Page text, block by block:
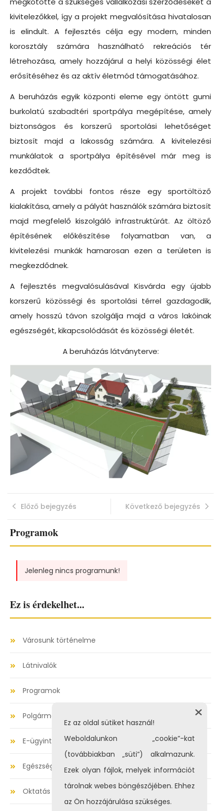
kivitelezőkkel, így a projekt megvalósítása hivatalosan
is elindult. A fejlesztés célja egy modern, minden
korosztály számára használható rekreációs tér
létrehozása, amely hozzájárul a helyi közösségi élet
erősítéséhez és az aktív életmód támogatásához.
A beruházás egyik központi eleme egy öntött gumi
burkolatú szabadtéri sportpálya megépítése, amely
biztonságos és korszerű sportolási lehetőséget
biztosít majd a lakosság számára. A kivitelezési
munkálatok a sportpálya építésével már meg is
kezdődtek.
A projekt további fontos része egy sportöltöző
kialakítása, amely a pályát használók számára biztosít
majd megfelelő kiszolgáló infrastruktúrát. Az öltöző
építésének előkészítése folyamatban van, a
kivitelezési munkák hamarosan ezen a területen is
megkezdődnek.
A fejlesztés megvalósulásával Kisvárda egy újabb
korszerű közösségi és sportolási térrel gazdagodik,
amely hosszú távon szolgálja majd a város lakóinak
egészségét, kikapcsolódását és közösségi életét.
A beruházás látványterve:
Előző bejegyzés Következő bejegyzés
Programok
Jelenleg nincs programunk!
Ez is érdekelhet...
Városunk történelme
Látnivalók
Programok
Polgármesteri hivatal
E-ügyintézés
Egészségügy
Oktatás
Ez az oldal sütiket használ!
Weboldalunkon „cookie”-kat
(továbbiakban „süti”) alkalmazunk.
Ezek olyan fájlok, melyek információt
tárolnak webes böngészőjében. Ehhez
az Ön hozzájárulása szükséges.